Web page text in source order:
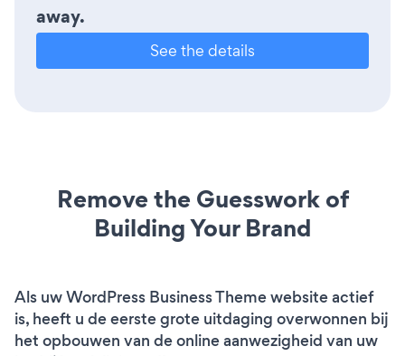
away.
See the details
Remove the Guesswork of
Building Your Brand
Als uw WordPress Business Theme website actief
is, heeft u de eerste grote uitdaging overwonnen bij
het opbouwen van de online aanwezigheid van uw